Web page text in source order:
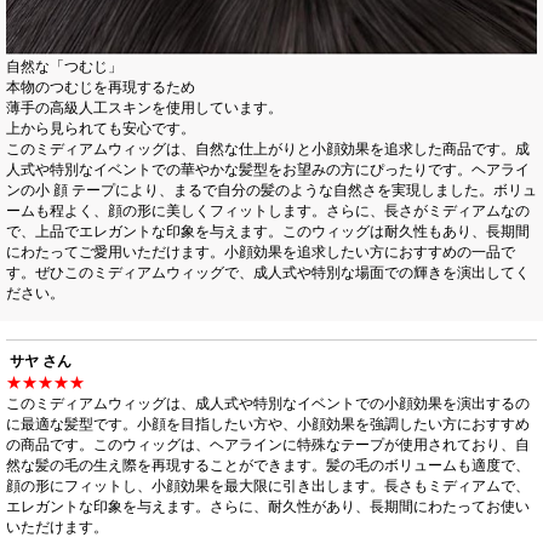
自然な「つむじ」
本物のつむじを再現するため
薄手の高級人工スキンを使用しています。
上から見られても安心です。
このミディアムウィッグは、自然な仕上がりと小顔効果を追求した商品です。成
人式や特別なイベントでの華やかな髪型をお望みの方にぴったりです。ヘアライ
ンの小 顔 テープにより、まるで自分の髪のような自然さを実現しました。ボリュ
ームも程よく、顔の形に美しくフィットします。さらに、長さがミディアムなの
で、上品でエレガントな印象を与えます。このウィッグは耐久性もあり、長期間
にわたってご愛用いただけます。小顔効果を追求したい方におすすめの一品で
す。ぜひこのミディアムウィッグで、成人式や特別な場面での輝きを演出してく
ださい。
サヤ さん
★★★★★
このミディアムウィッグは、成人式や特別なイベントでの小顔効果を演出するの
に最適な髪型です。小顔を目指したい方や、小顔効果を強調したい方におすすめ
の商品です。このウィッグは、ヘアラインに特殊なテープが使用されており、自
然な髪の毛の生え際を再現することができます。髪の毛のボリュームも適度で、
顔の形にフィットし、小顔効果を最大限に引き出します。長さもミディアムで、
エレガントな印象を与えます。さらに、耐久性があり、長期間にわたってお使い
いただけます。